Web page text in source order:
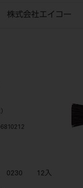
株式会社エイコー
ブラシ
シ 0230 12入